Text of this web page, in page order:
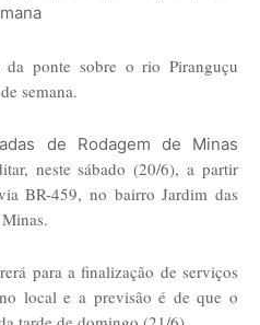
da ponte sobre o rio Piranguçu
semana.
de Rodagem de Minas
neste sábado (20/6), a partir
BR-459, no bairro Jardim das
para a finalização de serviços
local e a previsão é de que o